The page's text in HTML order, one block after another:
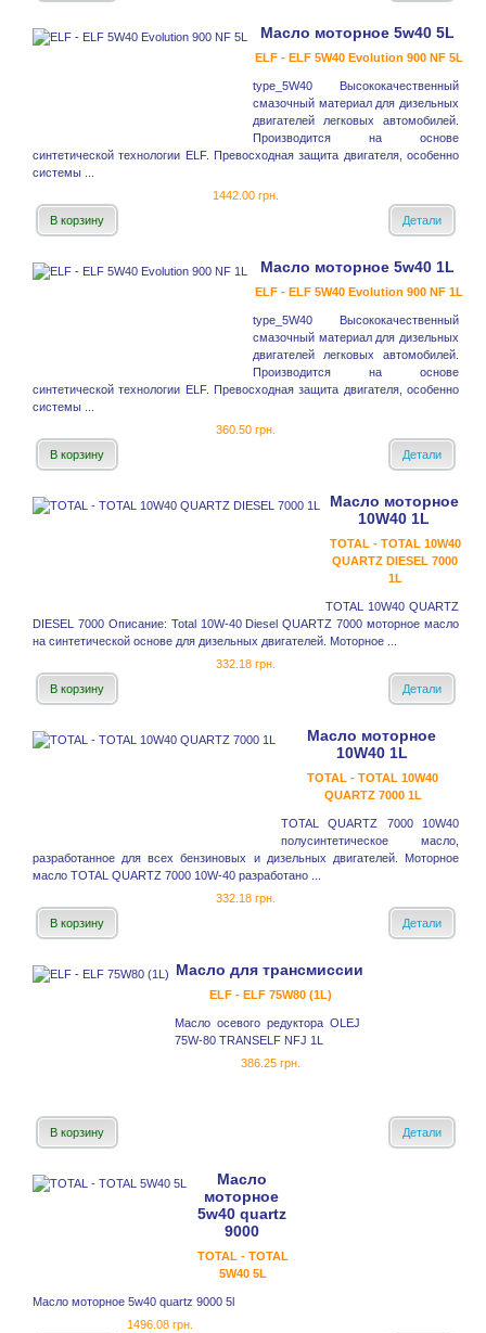
Масло моторное 5w40 5L
ELF - ELF 5W40 Evolution 900 NF 5L
type_5W40 Высококачественный
смазочный материал для дизельных
двигателей легковых автомобилей.
Производится на основе
синтетической технологии ELF. Превосходная защита двигателя, особенно
системы ...
1442.00 грн.
В корзину
Детали
Масло моторное 5w40 1L
ELF - ELF 5W40 Evolution 900 NF 1L
type_5W40 Высококачественный
смазочный материал для дизельных
двигателей легковых автомобилей.
Производится на основе
синтетической технологии ELF. Превосходная защита двигателя, особенно
системы ...
360.50 грн.
В корзину
Детали
Масло моторное
10W40 1L
TOTAL - TOTAL 10W40
QUARTZ DIESEL 7000
1L
TOTAL 10W40 QUARTZ
DIESEL 7000 Описание: Total 10W-40 Diesel QUARTZ 7000 моторное масло
на синтетической основе для дизельных двигателей. Моторное ...
332.18 грн.
В корзину
Детали
Масло моторное
10W40 1L
TOTAL - TOTAL 10W40
QUARTZ 7000 1L
TOTAL QUARTZ 7000 10W40
полусинтетическое масло,
разработанное для всех бензиновых и дизельных двигателей. Моторное
масло TOTAL QUARTZ 7000 10W-40 разработано ...
332.18 грн.
В корзину
Детали
Масло для трансмиссии
ELF - ELF 75W80 (1L)
Масло осевого редуктора OLEJ
75W-80 TRANSELF NFJ 1L
386.25 грн.
В корзину Детали
Масло
моторное
5w40 quartz
9000
TOTAL - TOTAL
5W40 5L
Масло моторное 5w40 quartz 9000 5l
1496.08 грн.